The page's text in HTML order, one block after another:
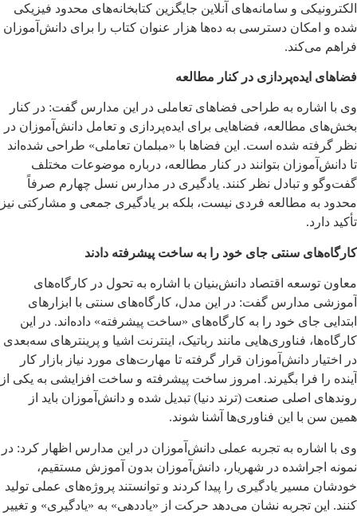
الکترونیکی و سامانه‌های آنلاین جایگزین کتابخانه‌های محدود فیزیکی
شده و امکان دسترسی به ده‌ها هزار عنوان کتاب را برای دانش‌آموزان
فراهم می‌کند.
فضاهای ایده‌پردازی در کنار مطالعه
وی با اشاره به طراحی فضاهای تعاملی در این مدارس گفت: در کنار
بخش‌های مطالعه، فضاهایی برای ایده‌پردازی و تعامل دانش‌آموزان در
نظر گرفته شده است. این فضاها با «مبلمان تعاملی» طراحی شده‌اند
تا دانش‌آموزان بتوانند در کنار مطالعه، درباره موضوعات مختلف
گفت‌وگو و تبادل نظر کنند. یادگیری در مدارس نسل چهارم صرفاً
محدود به مطالعه فردی نیست، بلکه بر یادگیری جمعی و مشارکتی نیز
تأکید دارد.
کارگاه‌های سنتی جای خود را به ساخت پیشرفته دادند
معاون توسعه اقتصاد دانش‌بنیان با اشاره به تحول در کارگاه‌های
آموزشی مدارس گفت: در این مدل، کارگاه‌های سنتی با ابزارهای
ابتدایی جای خود را به کارگاه‌های «ساخت پیشرفته» داده‌اند. در این
کارگاه‌ها، فناوری‌هایی مانند رباتیک، اینترنت اشیا و پرینترهای سه‌بعدی
در اختیار دانش‌آموزان قرار گرفته تا مهارت‌های مورد نیاز بازار کار
آینده را فرا بگیرند. امروز ساخت پیشرفته و ساخت افزایشی به یکی از
روندهای اصلی صنعت (ترند دنیا) تبدیل شده و دانش‌آموزان باید از
همین سن با این فناوری‌ها آشنا شوند.
وی با اشاره به تجربه عملی دانش‌آموزان در این مدارس اظهار کرد: در
نمونه اجراشده در شهریار، دانش‌آموزان بدون آموزش مستقیم،
خودشان مسیر یادگیری را پیدا کردند و توانستند پروژه‌های عملی تولید
کنند. این تجربه نشان می‌دهد حرکت از «یاددهی» به «یادگیری» و تغییر